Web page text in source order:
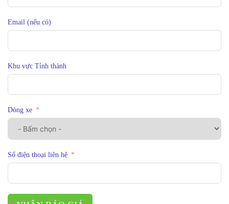
Email (nếu có)
Khu vực Tỉnh thành
Dòng xe
Số điện thoại liên hệ